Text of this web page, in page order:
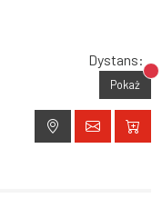
Dystans:
Pokaż